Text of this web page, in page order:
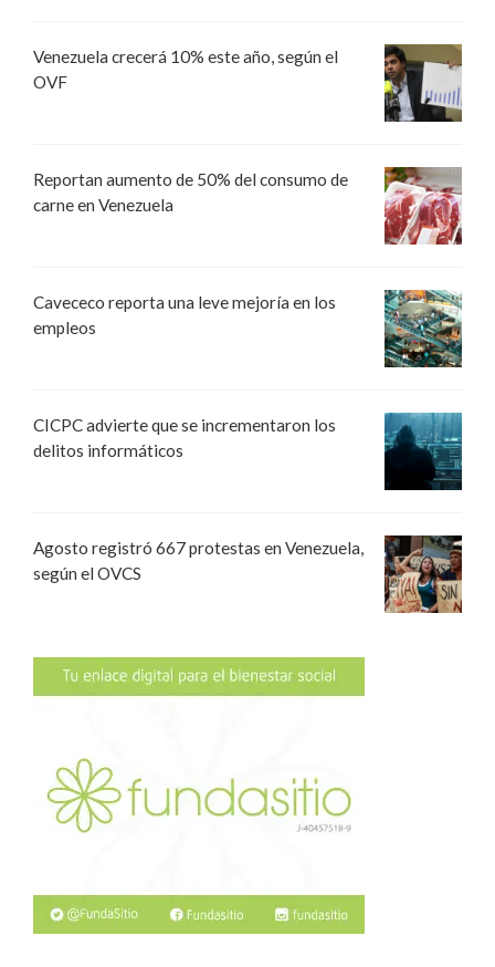
Venezuela crecerá 10% este año, según el
OVF
Reportan aumento de 50% del consumo de
carne en Venezuela
Cavececo reporta una leve mejoría en los
empleos
CICPC advierte que se incrementaron los
delitos informáticos
Agosto registró 667 protestas en Venezuela,
según el OVCS